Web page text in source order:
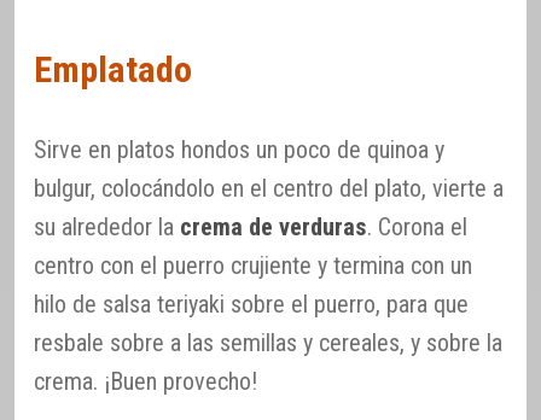
Emplatado
Sirve en platos hondos un poco de quinoa y
bulgur, colocándolo en el centro del plato, vierte a
su alrededor la crema de verduras. Corona el
centro con el puerro crujiente y termina con un
hilo de salsa teriyaki sobre el puerro, para que
resbale sobre a las semillas y cereales, y sobre la
crema. ¡Buen provecho!